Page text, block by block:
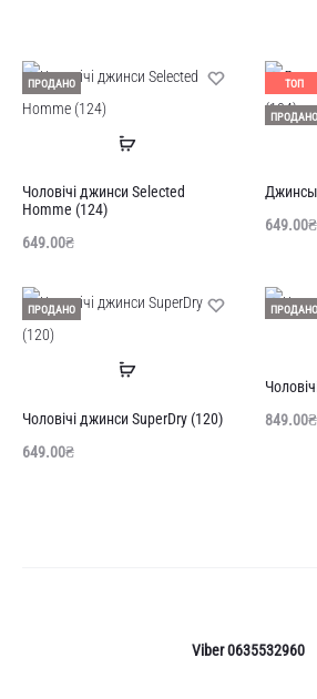
ПРОДАНО
Читати
Чоловічі джинси Selected
Homme (124)
649.00₴
ТОП
ПРОДАНО
Джинсы
649.00₴
ПРОДАНО
Читати
Чоловічі джинси SuperDry (120)
649.00₴
ПРОДАНО
849.00₴
Viber 0635532960